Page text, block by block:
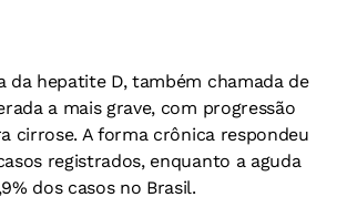
da hepatite D, também chamada de
a mais grave, com progressão
cirrose. A forma crônica respondeu
registrados, enquanto a aguda
dos casos no Brasil.